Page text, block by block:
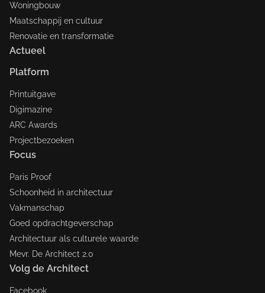
Woningbouw
Maatschappij en cultuur
Renovatie en transformatie
Actueel
Platform
Printuitgave
Digimazine
ARC Awards
Projectbezoeken
Focus
Paris Proof
Schoonheid in architectuur
Vakmanschap
Goed opdrachtgeverschap
Architectuur als culturele waarde
Mevr. De Architect 2.0
Volg de Architect
Facebook